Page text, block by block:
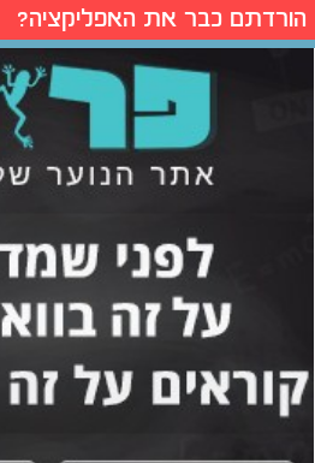
הורדתם כבר את האפליקציה?